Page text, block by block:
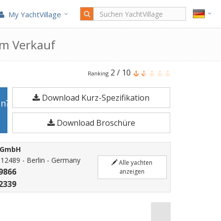
My YachtVillage
Verkauf
Sea
Ray
210
SPXE
ist
6,55
Meter
Motoryacht
Ranking 2 / 10
Download Kurz-Spezifikation
Download Broschüre
- Berlin - Germany
Alle yachten
anzeigen